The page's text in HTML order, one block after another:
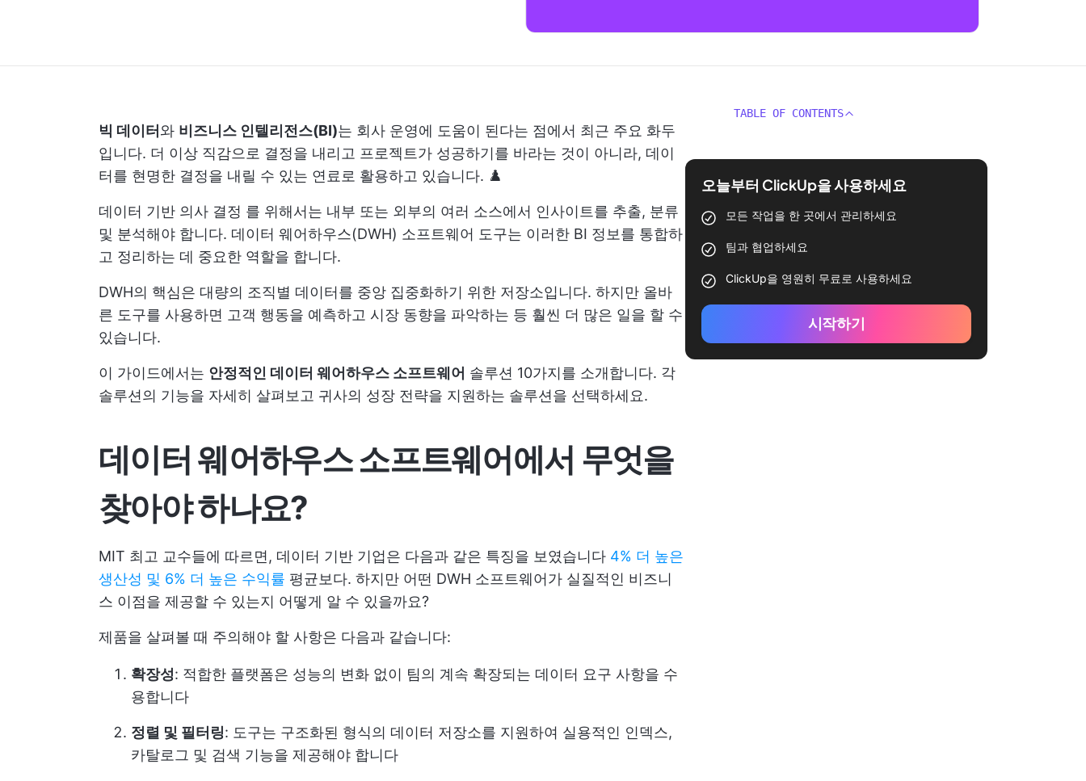
빅 데이터 와 비즈니스 인텔리전스(BI)는 회사 운영에 도움이 된다는 점에서 최근 주요 화두
입니다. 더 이상 직감으로 결정을 내리고 프로젝트가 성공하기를 바라는 것이 아니라, 데이
터를 현명한 결정을 내릴 수 있는 연료로 활용하고 있습니다. ♟️
데이터 기반 의사 결정 를 위해서는 내부 또는 외부의 여러 소스에서 인사이트를 추출, 분류
및 분석해야 합니다. 데이터 웨어하우스(DWH) 소프트웨어 도구는 이러한 BI 정보를 통합하
고 정리하는 데 중요한 역할을 합니다.
DWH의 핵심은 대량의 조직별 데이터를 중앙 집중화하기 위한 저장소입니다. 하지만 올바
른 도구를 사용하면 고객 행동을 예측하고 시장 동향을 파악하는 등 훨씬 더 많은 일을 할 수
있습니다.
이 가이드에서는 안정적인 데이터 웨어하우스 소프트웨어 솔루션 10가지를 소개합니다. 각
솔루션의 기능을 자세히 살펴보고 귀사의 성장 전략을 지원하는 솔루션을 선택하세요.
데이터 웨어하우스 소프트웨어에서 무엇을
찾아야 하나요?
MIT 최고 교수들에 따르면, 데이터 기반 기업은 다음과 같은 특징을 보였습니다 4% 더 높은
생산성 및 6% 더 높은 수익률 평균보다. 하지만 어떤 DWH 소프트웨어가 실질적인 비즈니
스 이점을 제공할 수 있는지 어떻게 알 수 있을까요?
제품을 살펴볼 때 주의해야 할 사항은 다음과 같습니다:
확장성: 적합한 플랫폼은 성능의 변화 없이 팀의 계속 확장되는 데이터 요구 사항을 수
용합니다
정렬 및 필터링: 도구는 구조화된 형식의 데이터 저장소를 지원하여 실용적인 인덱스,
카탈로그 및 검색 기능을 제공해야 합니다
TABLE OF CONTENTS
오늘부터 ClickUp을 사용하세요
모든 작업을 한 곳에서 관리하세요
팀과 협업하세요
ClickUp을 영원히 무료로 사용하세요
시작하기